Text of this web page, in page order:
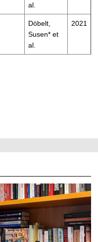
al.
Döbelt,
Susen* et
al.
2021